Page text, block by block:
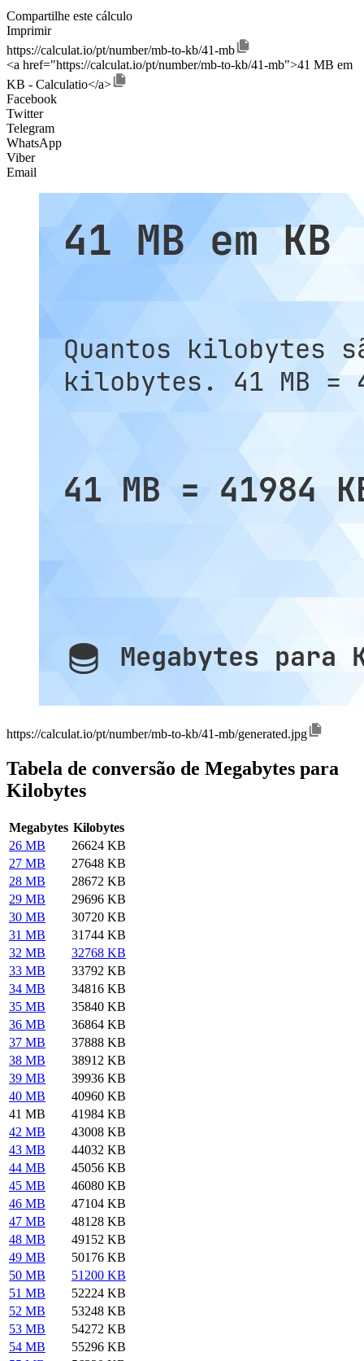
Compartilhe este cálculo
Imprimir
https://calculat.io/pt/number/mb-to-kb/41-mb
<a href="https://calculat.io/pt/number/mb-to-kb/41-mb">41 MB em
KB - Calculatio</a>
Facebook
Twitter
Telegram
WhatsApp
Viber
Email
https://calculat.io/pt/number/mb-to-kb/41-mb/generated.jpg
Tabela de conversão de Megabytes para
Kilobytes
Megabytes Kilobytes
26 MB
26624 KB
27 MB
27648 KB
28 MB
28672 KB
29 MB
29696 KB
30 MB
30720 KB
31 MB
31744 KB
32 MB
32768 KB
33 MB
33792 KB
34 MB
34816 KB
35 MB
35840 KB
36 MB
36864 KB
37 MB
37888 KB
38 MB
38912 KB
39 MB
39936 KB
40 MB
40960 KB
41 MB
41984 KB
42 MB
43008 KB
43 MB
44032 KB
44 MB
45056 KB
45 MB
46080 KB
46 MB
47104 KB
47 MB
48128 KB
48 MB
49152 KB
49 MB
50176 KB
50 MB
51200 KB
51 MB
52224 KB
52 MB
53248 KB
53 MB
54272 KB
54 MB
55296 KB